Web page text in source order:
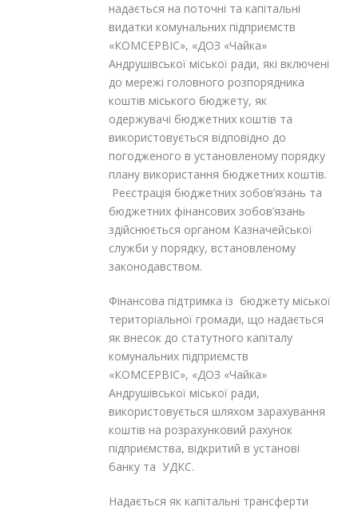
надається на поточні та капітальні
видатки комунальних підприємств
«КОМСЕРВІС», «ДОЗ «Чайка»
Андрушівської міської ради, які включені
до мережі головного розпорядника
коштів міського бюджету, як
одержувачі бюджетних коштів та
використовується відповідно до
погодженого в установленому порядку
плану використання бюджетних коштів.
Реєстрація бюджетних зобов’язань та
бюджетних фінансових зобов’язань
здійснюється органом Казначейської
служби у порядку, встановленому
законодавством.
Фінансова підтримка із бюджету міської
територіальної громади, що надається
як внесок до статутного капіталу
комунальних підприємств
«КОМСЕРВІС», «ДОЗ «Чайка»
Андрушівської міської ради,
використовується шляхом зарахування
коштів на розрахунковий рахунок
підприємства, відкритий в установі
банку та УДКС.
Надається як капітальні трансферти